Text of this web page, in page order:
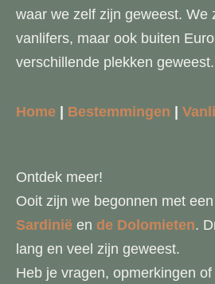
waar we zelf zijn geweest. We
vanlifers, maar ook buiten
verschillende plekken geweest.
Home | Bestemmingen |
Ontdek meer!
Ooit zijn we begonnen met
Sardinië en de Dolomieten.
lang en veel zijn geweest.
Heb je vragen, opmerkingen